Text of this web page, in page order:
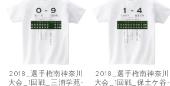
2018_選手権南神奈川
大会_1回戦_三浦学苑-
2018_選手権南神奈川
大会_1回戦_保土ケ谷-